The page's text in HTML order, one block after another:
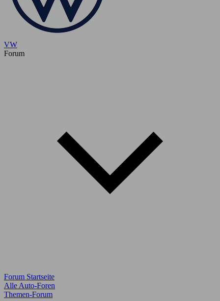
VW
Forum
Forum Startseite
Alle Auto-Foren
Themen-Forum